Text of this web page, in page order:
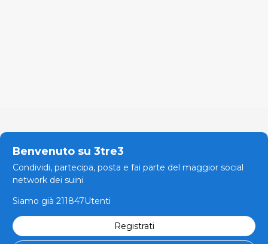
Benvenuto su 3tre3
Condividi, partecipa, posta e fai parte del maggior social
network dei suini
Siamo già 211847Utenti
Registrati